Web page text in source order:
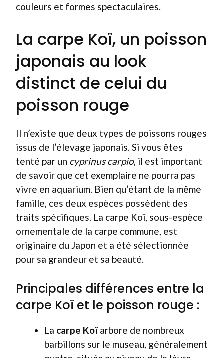
couleurs et formes spectaculaires.
La carpe Koï, un poisson
japonais au look
distinct de celui du
poisson rouge
Il n’existe que deux types de poissons rouges
issus de l’élevage japonais. Si vous êtes
tenté par un cyprinus carpio, il est important
de savoir que cet exemplaire ne pourra pas
vivre en aquarium. Bien qu’étant de la même
famille, ces deux espèces possèdent des
traits spécifiques. La carpe Koï, sous-espèce
ornementale de la carpe commune, est
originaire du Japon et a été sélectionnée
pour sa grandeur et sa beauté.
Principales différences entre la
carpe Koï et le poisson rouge :
La carpe Koï arbore de nombreux
barbillons sur le museau, généralement